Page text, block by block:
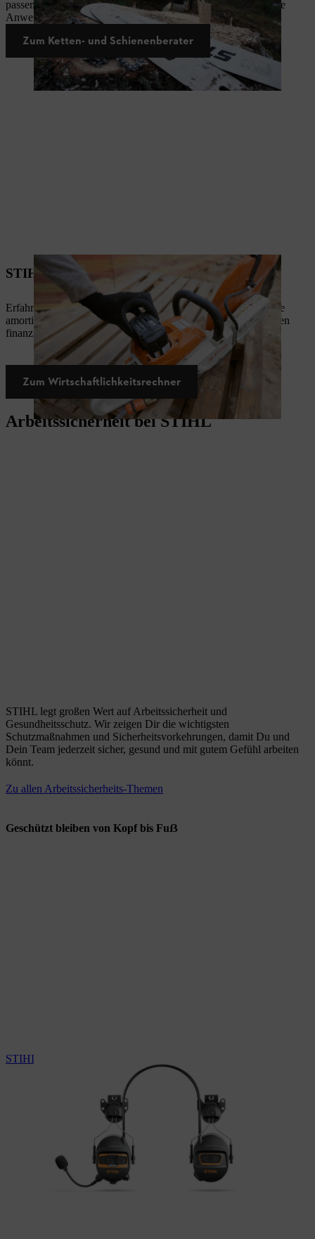
passenden Sägeketten und Führungsschienen für professionelle
Anwendungen!
Zum Ketten- und Schienenberater
STIHL Wirtschaftlichkeitsrechner
Erfahre, wie schnell sich eine Investition in STIHL Akkugeräte
amortisiert. Vergleiche jetzt einzelne Tools und entdecke Deinen
finanziellen Nutzen – einfach und objektiv.
Zum Wirtschaftlichkeitsrechner
Arbeitssicherheit bei STIHL
STIHL legt großen Wert auf Arbeitssicherheit und
Gesundheitsschutz. Wir zeigen Dir die wichtigsten
Schutzmaßnahmen und Sicherheitsvorkehrungen, damit Du und
Dein Team jederzeit sicher, gesund und mit gutem Gefühl arbeiten
könnt.
Zu allen Arbeitssicherheits-Themen
Geschützt bleiben von Kopf bis Fuẞ
STIHL Gehörschutzkapseln